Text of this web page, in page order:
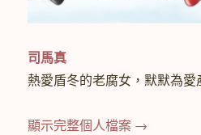
司馬真
熱愛盾冬的老腐女，默默為愛
顯示完整個人檔案 →